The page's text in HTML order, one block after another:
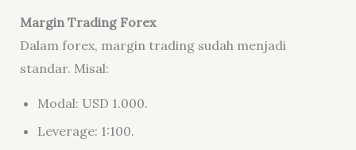
Margin Trading Forex
Dalam forex, margin trading sudah menjadi
standar. Misal:
Modal: USD 1.000.
Leverage: 1:100.